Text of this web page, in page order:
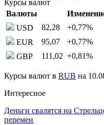
Курсы валют
Валюты
USD
82,28 +0,77%
EUR
95,07 +0,77%
GBP
111,02 +0,81%
Курсы валют в RUB на
Интересное
Деньги свалятся на
перемен